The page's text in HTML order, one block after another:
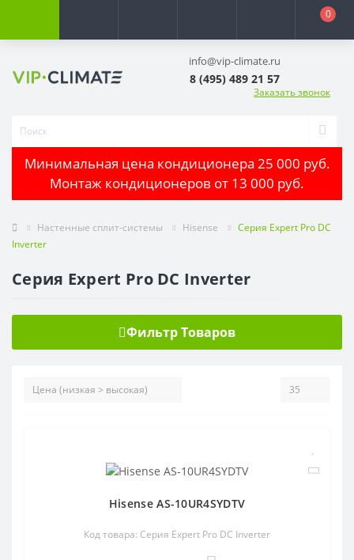
0
info@vip-climate.ru
8 (495) 489 21 57
Заказать звонок
Минимальная цена кондиционера 25 000 руб.
Монтаж кондиционеров от 13 000 руб.
Настенные сплит-системы Hisense
Серия Expert Pro DC
Inverter
Серия Expert Pro DC Inverter
Фильтр Товаров
Hisense AS-10UR4SYDTV
Код товара: Серия Expert Pro DC Inverter